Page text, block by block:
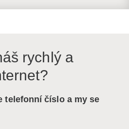
rychlý a
telefonní číslo a my se